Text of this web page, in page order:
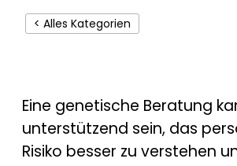
< Alles Kategorien
Eine genetische Beratung
unterstützend sein, das
Risiko besser zu verstehen